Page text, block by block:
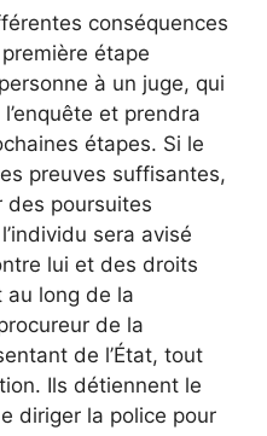
conséquences
étape
à un juge, qui
et prendra
étapes. Si le
preuves suffisantes,
des poursuites
sera avisé
lui et des droits
au long de la
de la
de l’État, tout
Ils détiennent le
diriger la police pour